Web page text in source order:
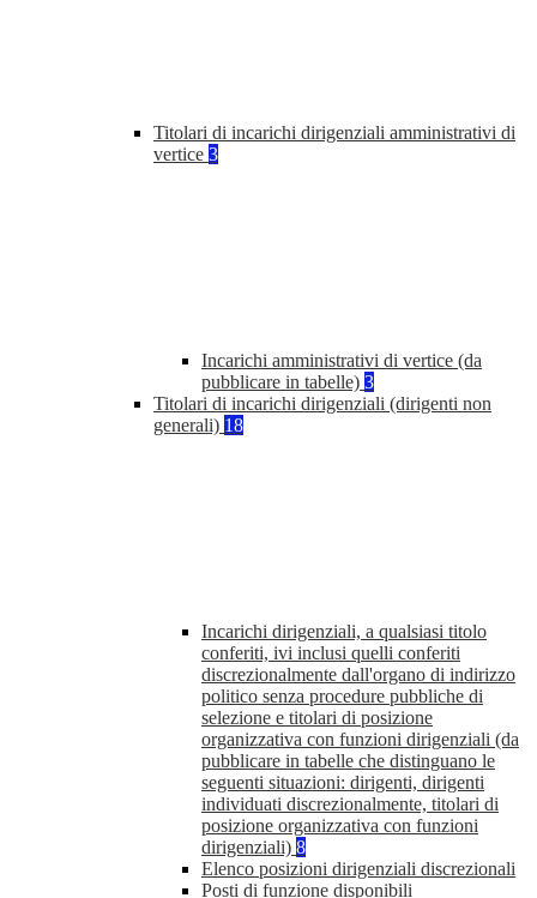
Titolari di incarichi dirigenziali amministrativi di
vertice 3
Incarichi amministrativi di vertice (da
pubblicare in tabelle) 3
Titolari di incarichi dirigenziali (dirigenti non
generali) 18
Incarichi dirigenziali, a qualsiasi titolo
conferiti, ivi inclusi quelli conferiti
discrezionalmente dall'organo di indirizzo
politico senza procedure pubbliche di
selezione e titolari di posizione
organizzativa con funzioni dirigenziali (da
pubblicare in tabelle che distinguano le
seguenti situazioni: dirigenti, dirigenti
individuati discrezionalmente, titolari di
posizione organizzativa con funzioni
dirigenziali) 8
Elenco posizioni dirigenziali discrezionali
Posti di funzione disponibili